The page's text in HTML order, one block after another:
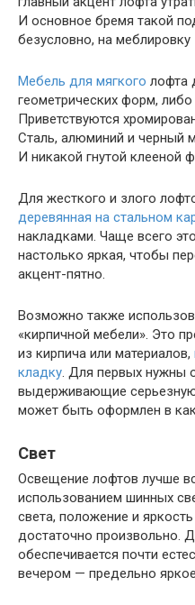
И основное бремя такой
безусловно, на меблировку
Мебель для мягкого лофта
геометрических форм,
Приветствуются
Сталь, алюминий и черный
И никакой гнутой клееной
Для жесткого и злого
деревянная на стальном
накладками. Чаще всего
настолько яркая, чтобы
акцент-пятно.
Возможно также
«кирпичной мебели». Это
из кирпича или материалов,
кладку. Для первых нужны
выдерживающие серьезную
может быть оформлен в
Свет
Освещение лофтов лучше
использованием шинных
света, положение и
достаточно произвольно.
обеспечивается почти
вечером — предельно